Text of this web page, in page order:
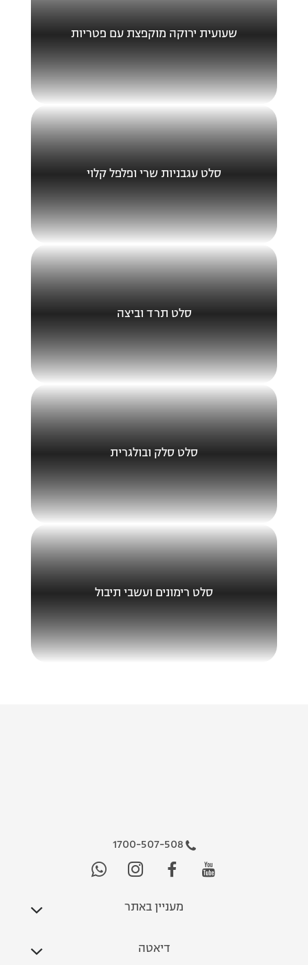
שעועית ירוקה מוקפצת עם פטריות
סלט עגבניות שרי ופלפל קלוי
סלט תרד וביצה
סלט סלק ובולגרית
סלט רימונים ועשבי תיבול
1700-507-508
מעניין באתר
דיאטה